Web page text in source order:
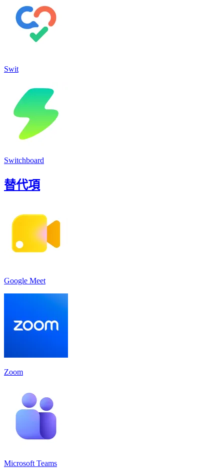
Swit
Switchboard
替代項
Google Meet
Zoom
Microsoft Teams